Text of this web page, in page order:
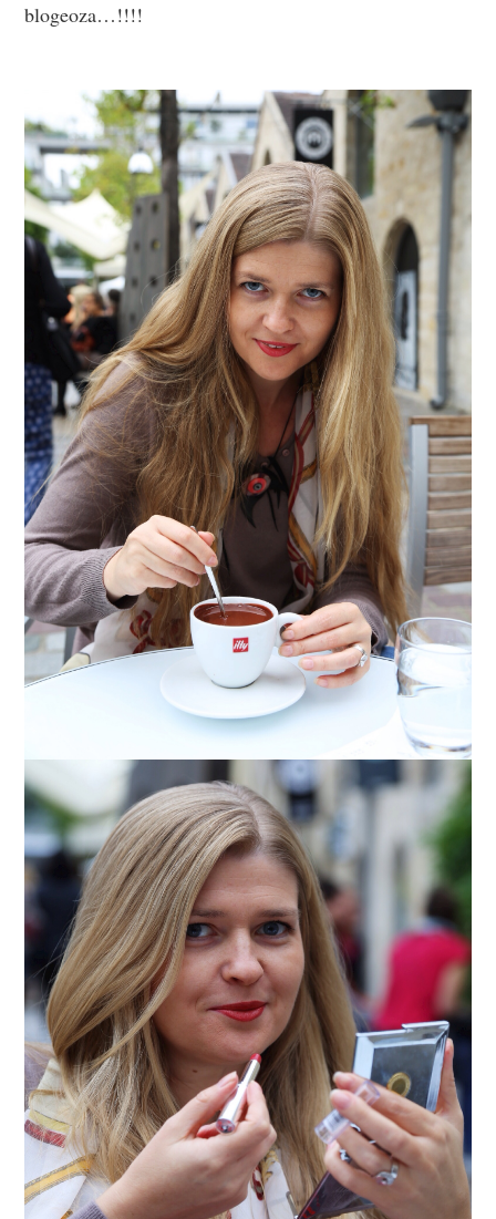
blogeoza…!!!!